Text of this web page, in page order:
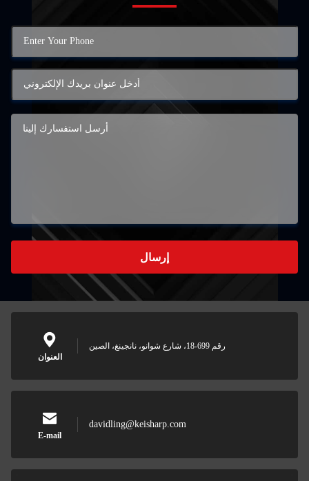
إرسال
العنوان
رقم 699-18، شارع شوانو، نانجينغ، الصين
E-mail
davidling@keisharp.com